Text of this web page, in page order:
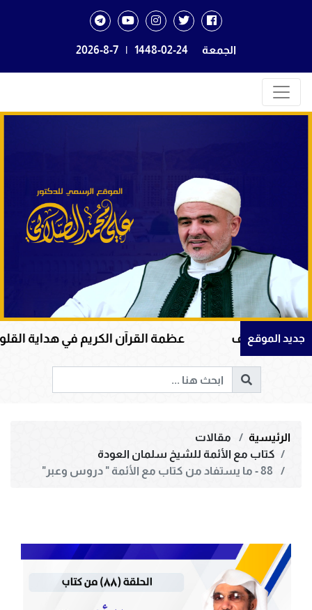
الجمعة 1448-02-24
|
2026-8-7
جديد الموقع عظمة القرآن الكريم في هداية القلوب وإصلاح
الرئيسية
مقالات
كتاب مع الأئمة للشيخ سلمان العودة